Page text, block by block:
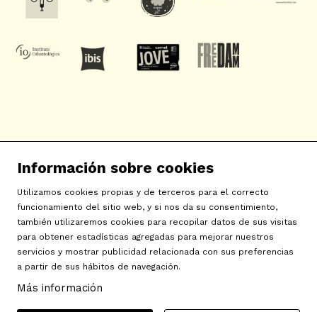
c/ Neopàtria, 54
08030 Barcelona
info@sat-teatre.cat | 933457930
Sitemap | Aviso Legal | Uso de Cookies | Contactar
Política de privacidad
| Declaración de accesibilidad
Información sobre cookies
Utilizamos cookies propias y de terceros para el correcto
funcionamiento del sitio web, y si nos da su consentimiento,
también utilizaremos cookies para recopilar datos de sus visitas
para obtener estadísticas agregadas para mejorar nuestros
servicios y mostrar publicidad relacionada con sus preferencias
a partir de sus hábitos de navegación.
Más información